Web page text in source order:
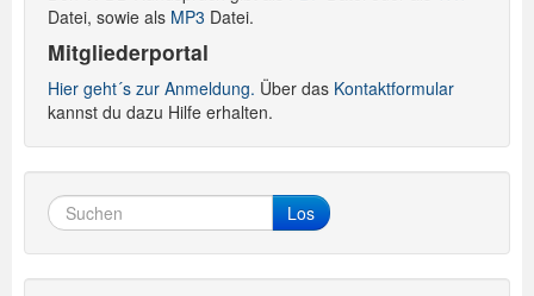
Datei, sowie als MP3 Datei.
Mitgliederportal
Hier geht´s zur Anmeldung. Über das Kontaktformular
kannst du dazu Hilfe erhalten.
Los